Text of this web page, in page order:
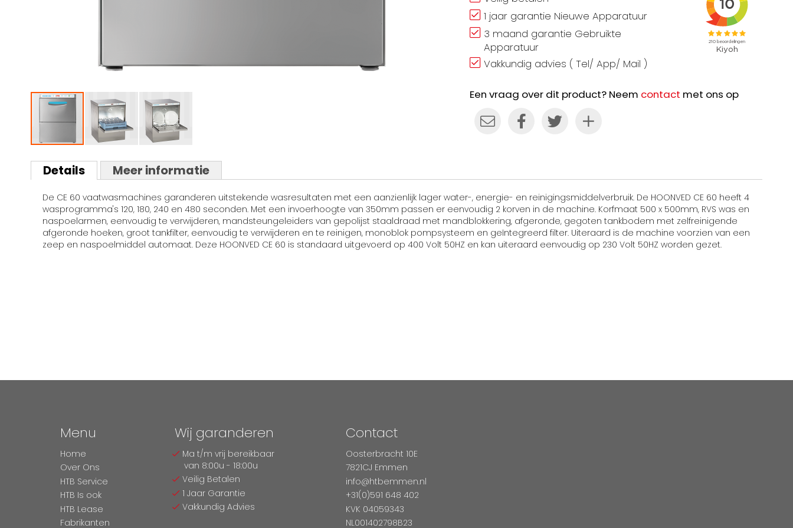
naar
het
van
afbeeldingen-
gallerij
1 jaar garantie Nieuwe Apparatuur
3 maand garantie Gebruikte
Apparatuur
Vakkundig advies ( Tel/ App/ Mail )
Een vraag over dit product? Neem contact met ons op
Details
De CE 60 vaatwasmachines garanderen uitstekende wasresultaten met een aanzienlijk lager water-, energie- en reinigingsmiddelverbruik. De HOONVED CE 60 heeft 4
wasprogramma's 120, 180, 240 en 480 seconden. Met een invoerhoogte van 350mm passen er eenvoudig 2 korven in de machine. Korfmaat 500 x 500mm, RVS was en
naspoelarmen, eenvoudig te verwijderen, mandsteungeleiders van gepolijst staaldraad met mandblokkering, afgeronde, gegoten tankbodem met zelfreinigende
afgeronde hoeken, groot tankfilter, eenvoudig te verwijderen en te reinigen, monoblok pompsysteem en geïntegreerd filter. Uiteraard is de machine voorzien van een
zeep en naspoelmiddel automaat. Deze HOONVED CE 60 is standaard uitgevoerd op 400 Volt 50HZ en kan uiteraard eenvoudig op 230 Volt 50HZ worden gezet.
Meer informatie
Menu
Home
Over Ons
HTB Service
HTB Is ook
HTB Lease
Fabrikanten
Wij garanderen
Ma t/m vrij bereikbaar
van 8:00u - 18:00u
Veilig Betalen
1 Jaar Garantie
Vakkundig Advies
Contact
Oosterbracht 10E
7821CJ Emmen
info@htbemmen.nl
+31(0)591 648 402
KVK 04059343
NL001402798B23